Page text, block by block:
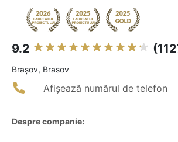
9.2
Braşov, Brasov
Afișează numărul de telefon
Despre companie: